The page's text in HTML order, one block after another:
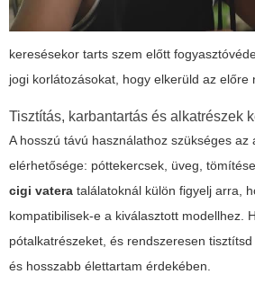
keresésekor tarts szem előtt
jogi korlátozásokat, hogy elkerüld az előre
Tisztítás, karbantartás és alkatrészek
A hosszú távú használathoz szükséges az
elérhetősége: póttekercsek, üveg,
cigi vatera találatoknál külön figyelj arra,
kompatibilisek-e a kiválasztott modellhez.
pótalkatrészeket, és rendszeresen
és hosszabb élettartam érdekében.